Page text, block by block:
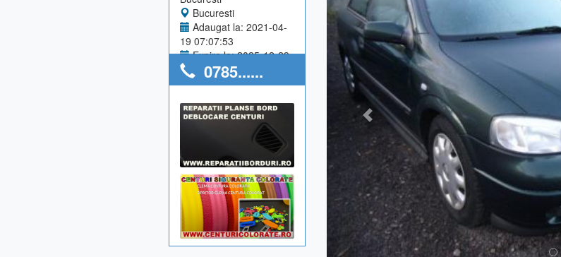
Bucuresti
Adaugat la: 2021-04-
19 07:07:53
Expira la: 2025-12-29
Anunturi utilizator: 0
0785......